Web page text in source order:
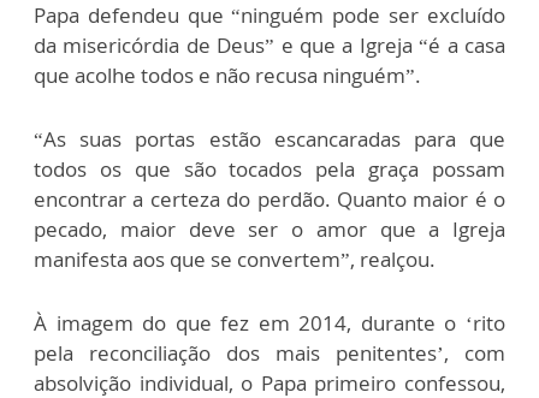
Papa defendeu que “ninguém pode ser excluído
da misericórdia de Deus” e que a Igreja “é a casa
que acolhe todos e não recusa ninguém”.
“As suas portas estão escancaradas para que
todos os que são tocados pela graça possam
encontrar a certeza do perdão. Quanto maior é o
pecado, maior deve ser o amor que a Igreja
manifesta aos que se convertem”, realçou.
À imagem do que fez em 2014, durante o ‘rito
pela reconciliação dos mais penitentes’, com
absolvição individual, o Papa primeiro confessou,